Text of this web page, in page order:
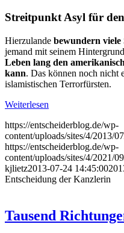
Streitpunkt Asyl für
Hierzulande bewundern
jemand mit seinem
Leben lang den
kann. Das können noch nicht
islamistischen Terrorfürsten.
Weiterlesen
https://entscheiderblog.de/wp-
content/uploads/sites/4/2013/
https://entscheiderblog.de/wp-
content/uploads/sites/4/2021/
kjlietz2013-07-24 14:45:00
Entscheidung der Kanzlerin
Tausend